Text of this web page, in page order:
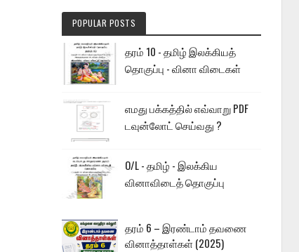
POPULAR POSTS
தரம் 10 - தமிழ் இலக்கியத்
தொகுப்பு - வினா விடைகள்
எமது பக்கத்தில் எவ்வாறு PDF
டவுன்லோட் செய்வது ?
O/L - தமிழ் - இலக்கிய
வினாவிடைத் தொகுப்பு
தரம் 6 – இரண்டாம் தவணை
வினாத்தாள்கள் (2025)